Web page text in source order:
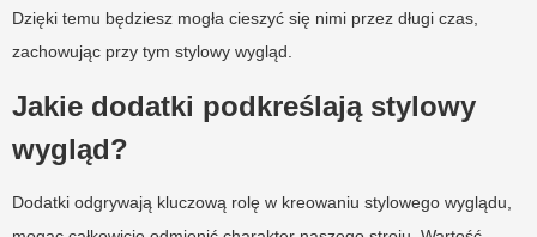
Dzięki temu będziesz mogła cieszyć się nimi przez długi czas,
zachowując przy tym stylowy wygląd.
Jakie dodatki podkreślają stylowy
wygląd?
Dodatki odgrywają kluczową rolę w kreowaniu stylowego wyglądu,